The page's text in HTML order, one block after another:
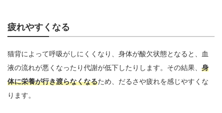
疲れやすくなる
猫背によって呼吸がしにくくなり、身体が酸欠状態となると、血
液の流れが悪くなったり代謝が低下したりします。その結果、 身
体に栄養が行き渡らなくなるため、だるさや疲れを感じやすくな
ります。